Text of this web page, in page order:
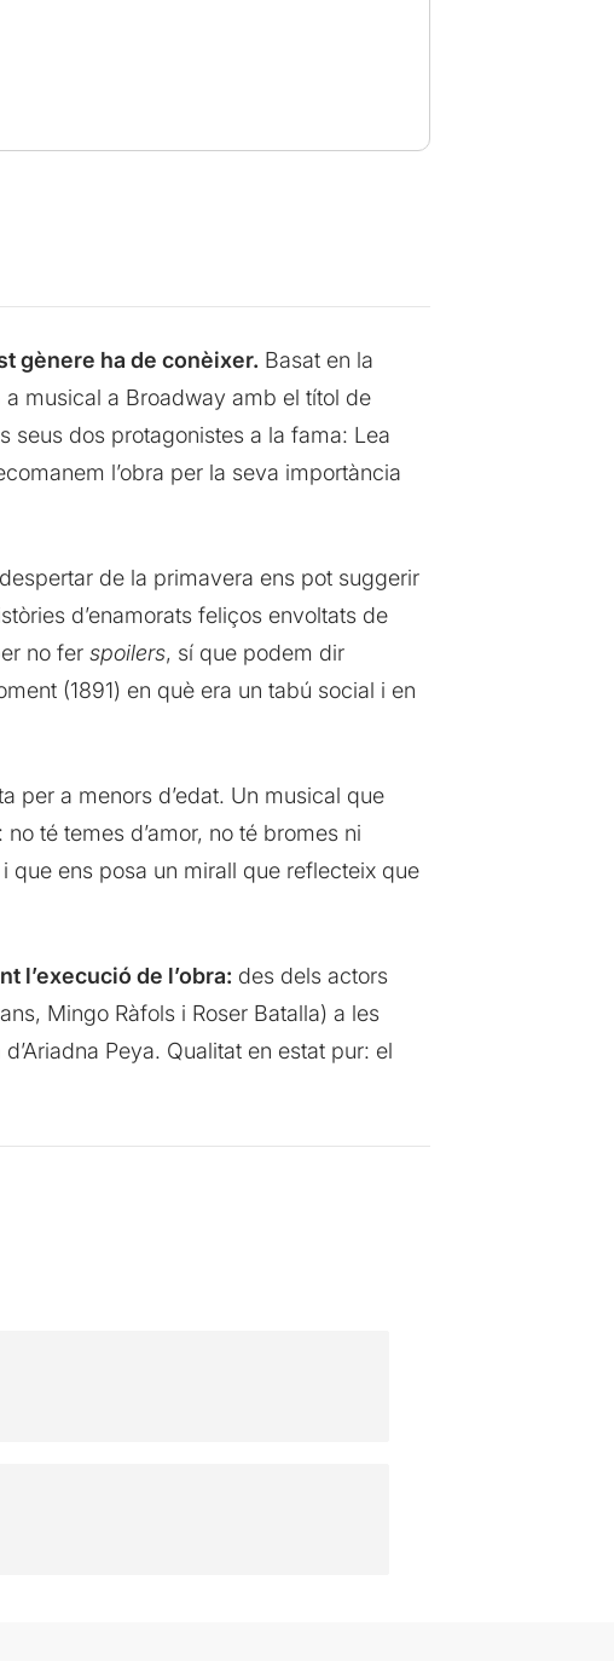
gènere ha de conèixer. Basat en la
musical a Broadway amb el títol de
seus dos protagonistes a la fama: Lea
l’obra per la seva importància
de la primavera ens pot suggerir
d’enamorats feliços envoltats de
no fer spoilers, sí que podem dir
(1891) en què era un tabú social i en
per a menors d’edat. Un musical que
té temes d’amor, no té bromes ni
que ens posa un mirall que reflecteix que
l’execució de l’obra: des dels actors
Mingo Ràfols i Roser Batalla) a les
Peya. Qualitat en estat pur: el